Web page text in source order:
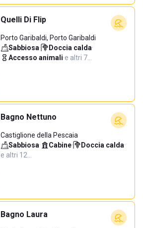
Quelli Di Flip
Porto Garibaldi, Porto Garibaldi
Sabbiosa· Doccia calda·
Accesso animali·e altri 7…
Bagno Nettuno
Castiglione della Pescaia
Sabbiosa· Cabine· Doccia calda·
e altri 12…
Bagno Laura